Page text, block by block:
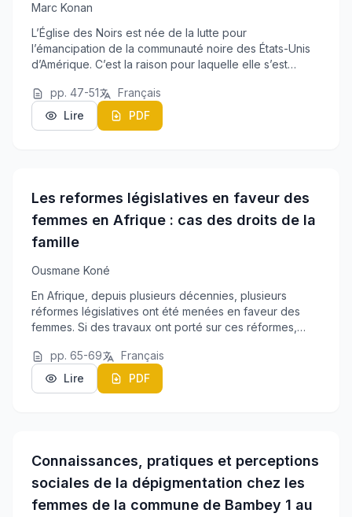
Marc Konan
L’Église des Noirs est née de la lutte pour
l’émancipation de la communauté noire des États-Unis
d’Amérique. C’est la raison pour laquelle elle s’est
est devenue un moyen de transcender un q...
pp. 47-51
Français
Lire
PDF
Les reformes législatives en faveur des
femmes en Afrique : cas des droits de la
famille
Ousmane Koné
En Afrique, depuis plusieurs décennies, plusieurs
réformes législatives ont été menées en faveur des
femmes. Si des travaux ont porté sur ces réformes,
historique, peu l'ont abordé sous l'angle s...
pp. 65-69
Français
Lire
PDF
Connaissances, pratiques et perceptions
sociales de la dépigmentation chez les
femmes de la commune de Bambey 1 au